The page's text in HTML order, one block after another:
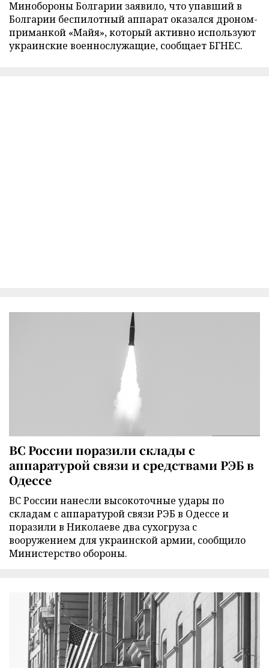
Минобороны Болгарии заявило, что упавший в
Болгарии беспилотный аппарат оказался дроном-
приманкой «Майя», который активно используют
украинские военнослужащие, сообщает БГНЕС.
ВС России поразили склады с
аппаратурой связи и средствами РЭБ в
Одессе
ВС России нанесли высокоточные удары по
складам с аппаратурой связи РЭБ в Одессе и
поразили в Николаеве два сухогруза с
вооружением для украинской армии, сообщило
Министерство обороны.